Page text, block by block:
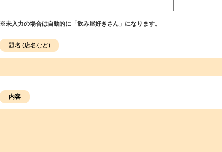
※未入力の場合は自動的に「飲み屋好きさん」になります。